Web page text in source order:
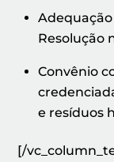
Resolução
Convênio
e resíduos
[/